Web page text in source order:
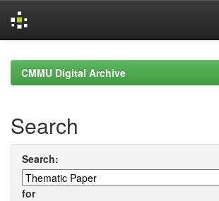
navigationCMMU Digital Archive
Search
Search:
for